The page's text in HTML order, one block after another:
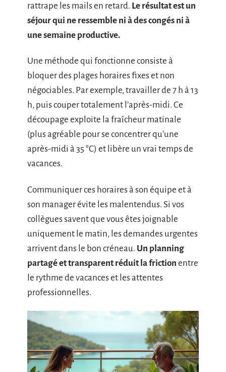
rattrape les mails en retard. Le résultat est un
séjour qui ne ressemble ni à des congés ni à
une semaine productive.
Une méthode qui fonctionne consiste à
bloquer des plages horaires fixes et non
négociables. Par exemple, travailler de 7 h à 13
h, puis couper totalement l’après-midi. Ce
découpage exploite la fraîcheur matinale
(plus agréable pour se concentrer qu’une
après-midi à 35 °C) et libère un vrai temps de
vacances.
Communiquer ces horaires à son équipe et à
son manager évite les malentendus. Si vos
collègues savent que vous êtes joignable
uniquement le matin, les demandes urgentes
arrivent dans le bon créneau. Un planning
partagé et transparent réduit la friction entre
le rythme de vacances et les attentes
professionnelles.